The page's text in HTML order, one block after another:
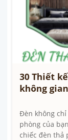
30 Thiết
không
Đèn không
phòng của
chiếc đèn thả